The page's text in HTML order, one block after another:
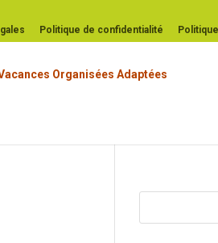
Politique de confidentialité
Organisées Adaptées